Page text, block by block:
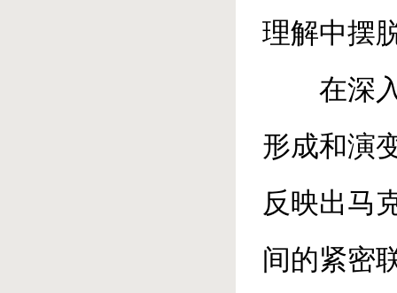
理解中摆
在深
形成和演
反映出马
间的紧密